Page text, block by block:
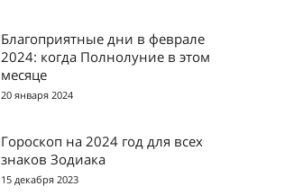
Благоприятные дни в феврале
2024: когда Полнолуние в этом
месяце
20 января 2024
Гороскоп на 2024 год для всех
знаков Зодиака
15 декабря 2023